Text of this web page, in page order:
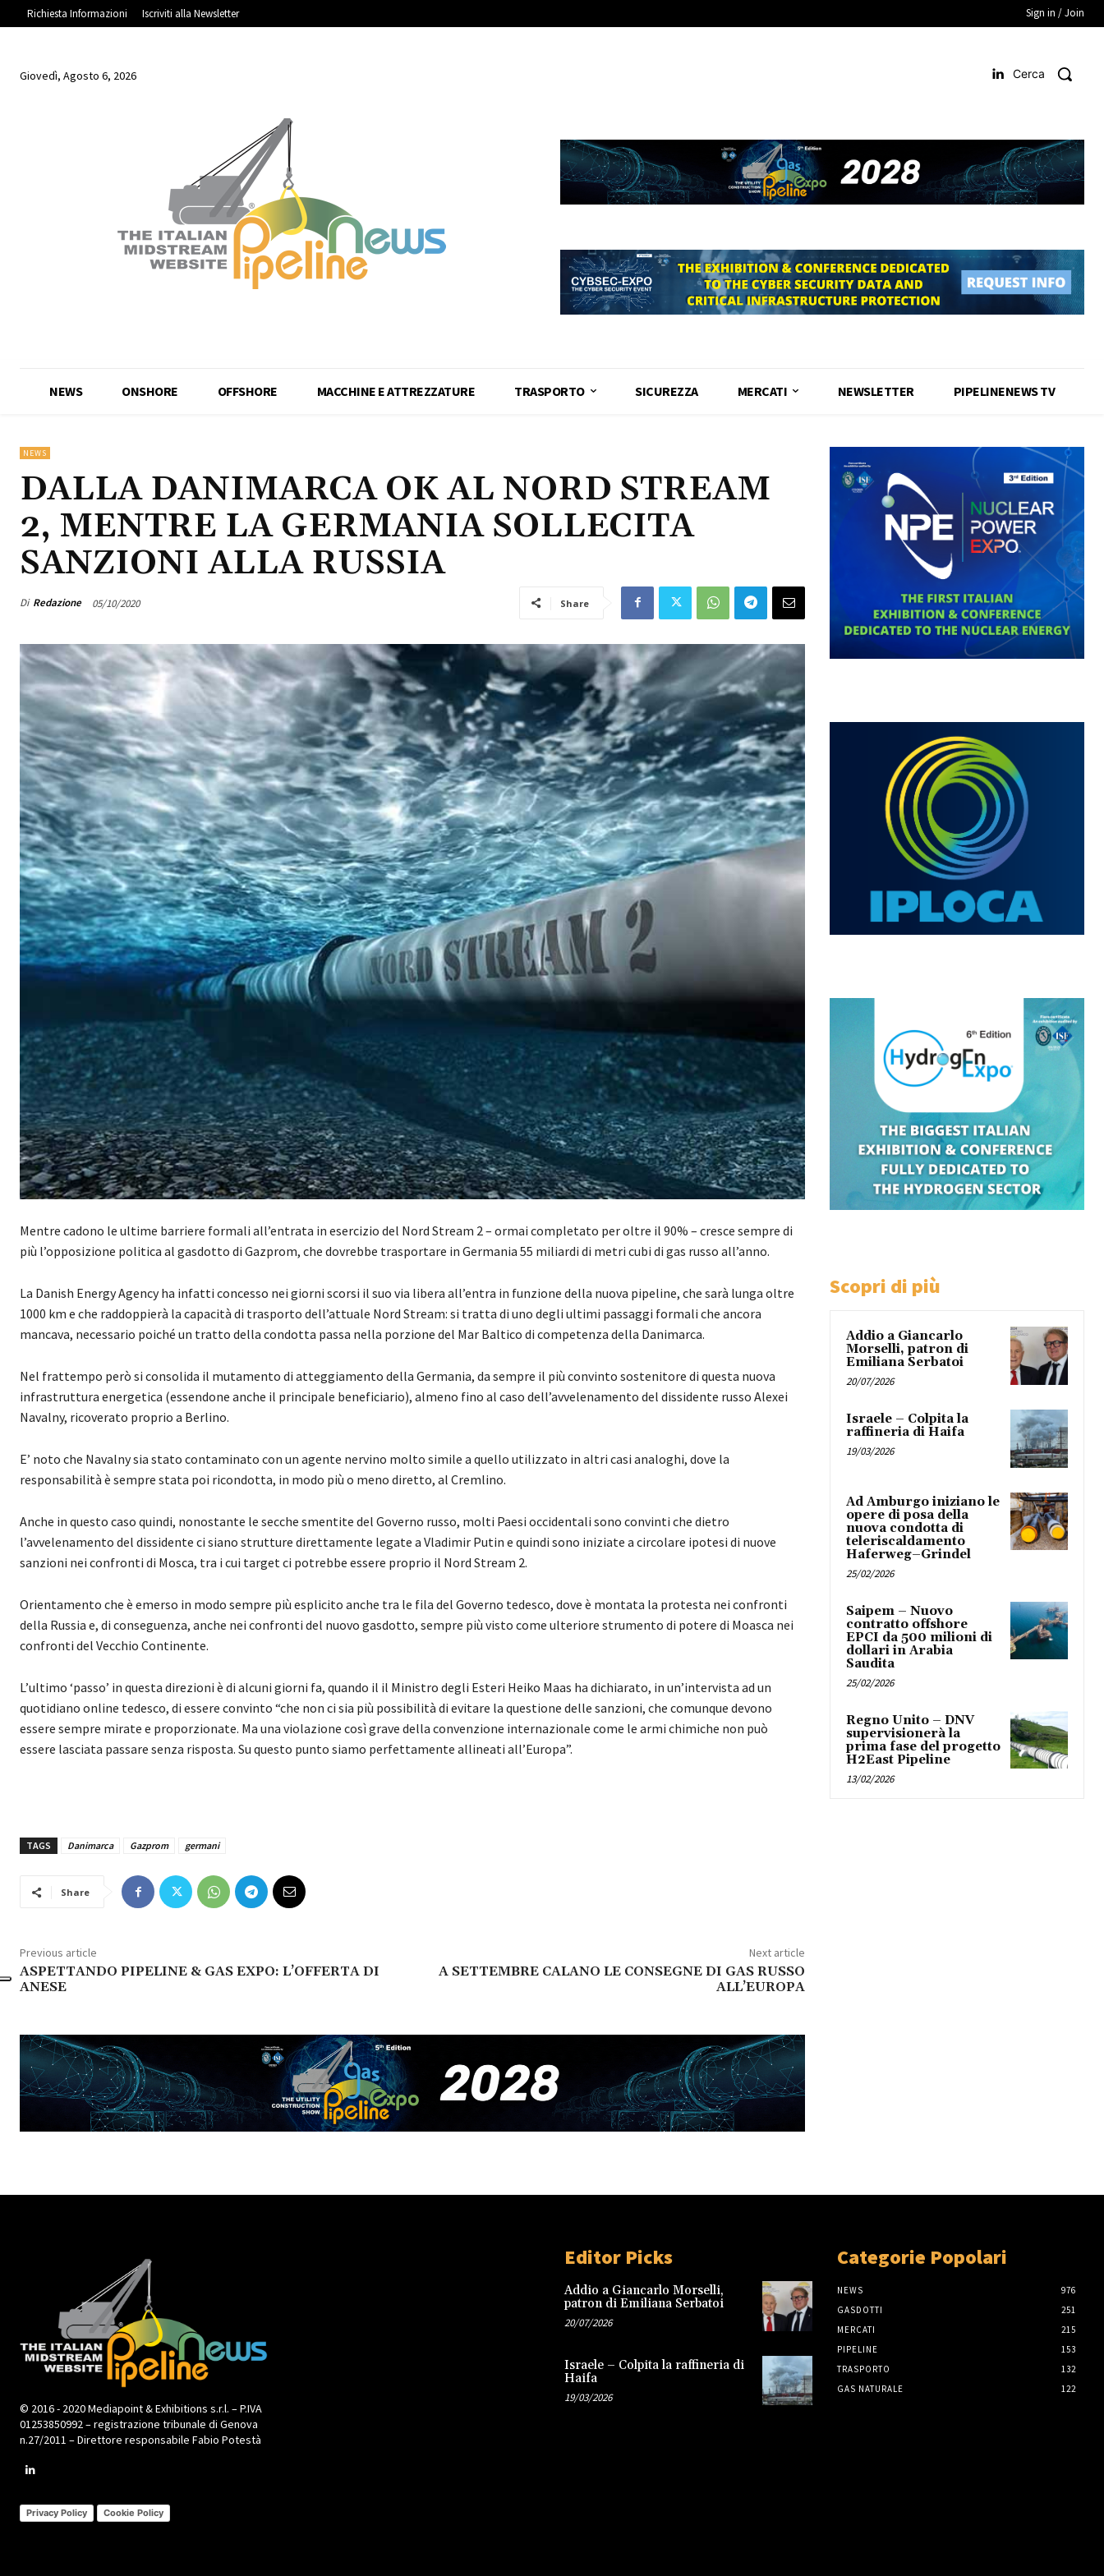
Richiesta Informazioni Iscriviti alla Newsletter Sign in / Join
Giovedì, Agosto 6, 2026 Cerca
NEWS ONSHORE OFFSHORE MACCHINE E ATTREZZATURE TRASPORTO SICUREZZA MERCATI NEWSLETTER PIPELINENEWS TV
NEWS
DALLA DANIMARCA OK AL NORD STREAM
2, MENTRE LA GERMANIA SOLLECITA
SANZIONI ALLA RUSSIA
Di Redazione 05/10/2020 Share
Mentre cadono le ultime barriere formali all’entrata in esercizio del Nord Stream 2 – ormai completato per oltre il 90% – cresce sempre di
più l’opposizione politica al gasdotto di Gazprom, che dovrebbe trasportare in Germania 55 miliardi di metri cubi di gas russo all’anno.
La Danish Energy Agency ha infatti concesso nei giorni scorsi il suo via libera all’entra in funzione della nuova pipeline, che sarà lunga oltre
1000 km e che raddoppierà la capacità di trasporto dell’attuale Nord Stream: si tratta di uno degli ultimi passaggi formali che ancora
mancava, necessario poiché un tratto della condotta passa nella porzione del Mar Baltico di competenza della Danimarca.
Nel frattempo però si consolida il mutamento di atteggiamento della Germania, da sempre il più convinto sostenitore di questa nuova
infrastruttura energetica (essendone anche il principale beneficiario), almeno fino al caso dell’avvelenamento del dissidente russo Alexei
Navalny, ricoverato proprio a Berlino.
E’ noto che Navalny sia stato contaminato con un agente nervino molto simile a quello utilizzato in altri casi analoghi, dove la
responsabilità è sempre stata poi ricondotta, in modo più o meno diretto, al Cremlino.
Anche in questo caso quindi, nonostante le secche smentite del Governo russo, molti Paesi occidentali sono convinti che dietro
l’avvelenamento del dissidente ci siano strutture direttamente legate a Vladimir Putin e quindi sono iniziate a circolare ipotesi di nuove
sanzioni nei confronti di Mosca, tra i cui target ci potrebbe essere proprio il Nord Stream 2.
Orientamento che è emerso in modo sempre più esplicito anche tra le fila del Governo tedesco, dove è montata la protesta nei confronti
della Russia e, di conseguenza, anche nei confronti del nuovo gasdotto, sempre più visto come ulteriore strumento di potere di Moasca nei
confronti del Vecchio Continente.
L’ultimo ‘passo’ in questa direzioni è di alcuni giorni fa, quando il il Ministro degli Esteri Heiko Maas ha dichiarato, in un’intervista ad un
quotidiano online tedesco, di essere convinto “che non ci sia più possibilità di evitare la questione delle sanzioni, che comunque devono
essere sempre mirate e proporzionate. Ma una violazione così grave della convenzione internazionale come le armi chimiche non può
essere lasciata passare senza risposta. Su questo punto siamo perfettamente allineati all’Europa”.
TAGS Danimarca Gazprom germani
Share
Previous article
ASPETTANDO PIPELINE & GAS EXPO: L’OFFERTA DI
ANESE
Next article
A SETTEMBRE CALANO LE CONSEGNE DI GAS RUSSO
ALL’EUROPA
Scopri di più
Addio a Giancarlo
Morselli, patron di
Emiliana Serbatoi
20/07/2026
Israele – Colpita la
raffineria di Haifa
19/03/2026
Ad Amburgo iniziano le
opere di posa della
nuova condotta di
teleriscaldamento
Haferweg–Grindel
25/02/2026
Saipem – Nuovo
contratto offshore
EPCI da 500 milioni di
dollari in Arabia
Saudita
25/02/2026
Regno Unito – DNV
supervisionerà la
prima fase del progetto
H2East Pipeline
13/02/2026
© 2016 - 2020 Mediapoint & Exhibitions s.r.l. – P.IVA
01253850992 – registrazione tribunale di Genova
n.27/2011 – Direttore responsabile Fabio Potestà
Privacy Policy Cookie Policy
Editor Picks
Addio a Giancarlo Morselli,
patron di Emiliana Serbatoi
20/07/2026
Israele – Colpita la raffineria di
Haifa
19/03/2026
Categorie Popolari
NEWS
976
GASDOTTI
251
MERCATI
215
PIPELINE
153
TRASPORTO
132
GAS NATURALE
122